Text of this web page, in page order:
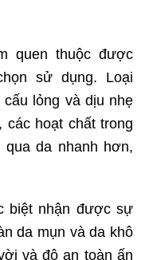
quen thuộc được
sử dụng. Loại
lỏng và dịu nhẹ
hoạt chất trong
da nhanh hơn,
biệt nhận được sự
da mụn và da khô
và độ an toàn ấn